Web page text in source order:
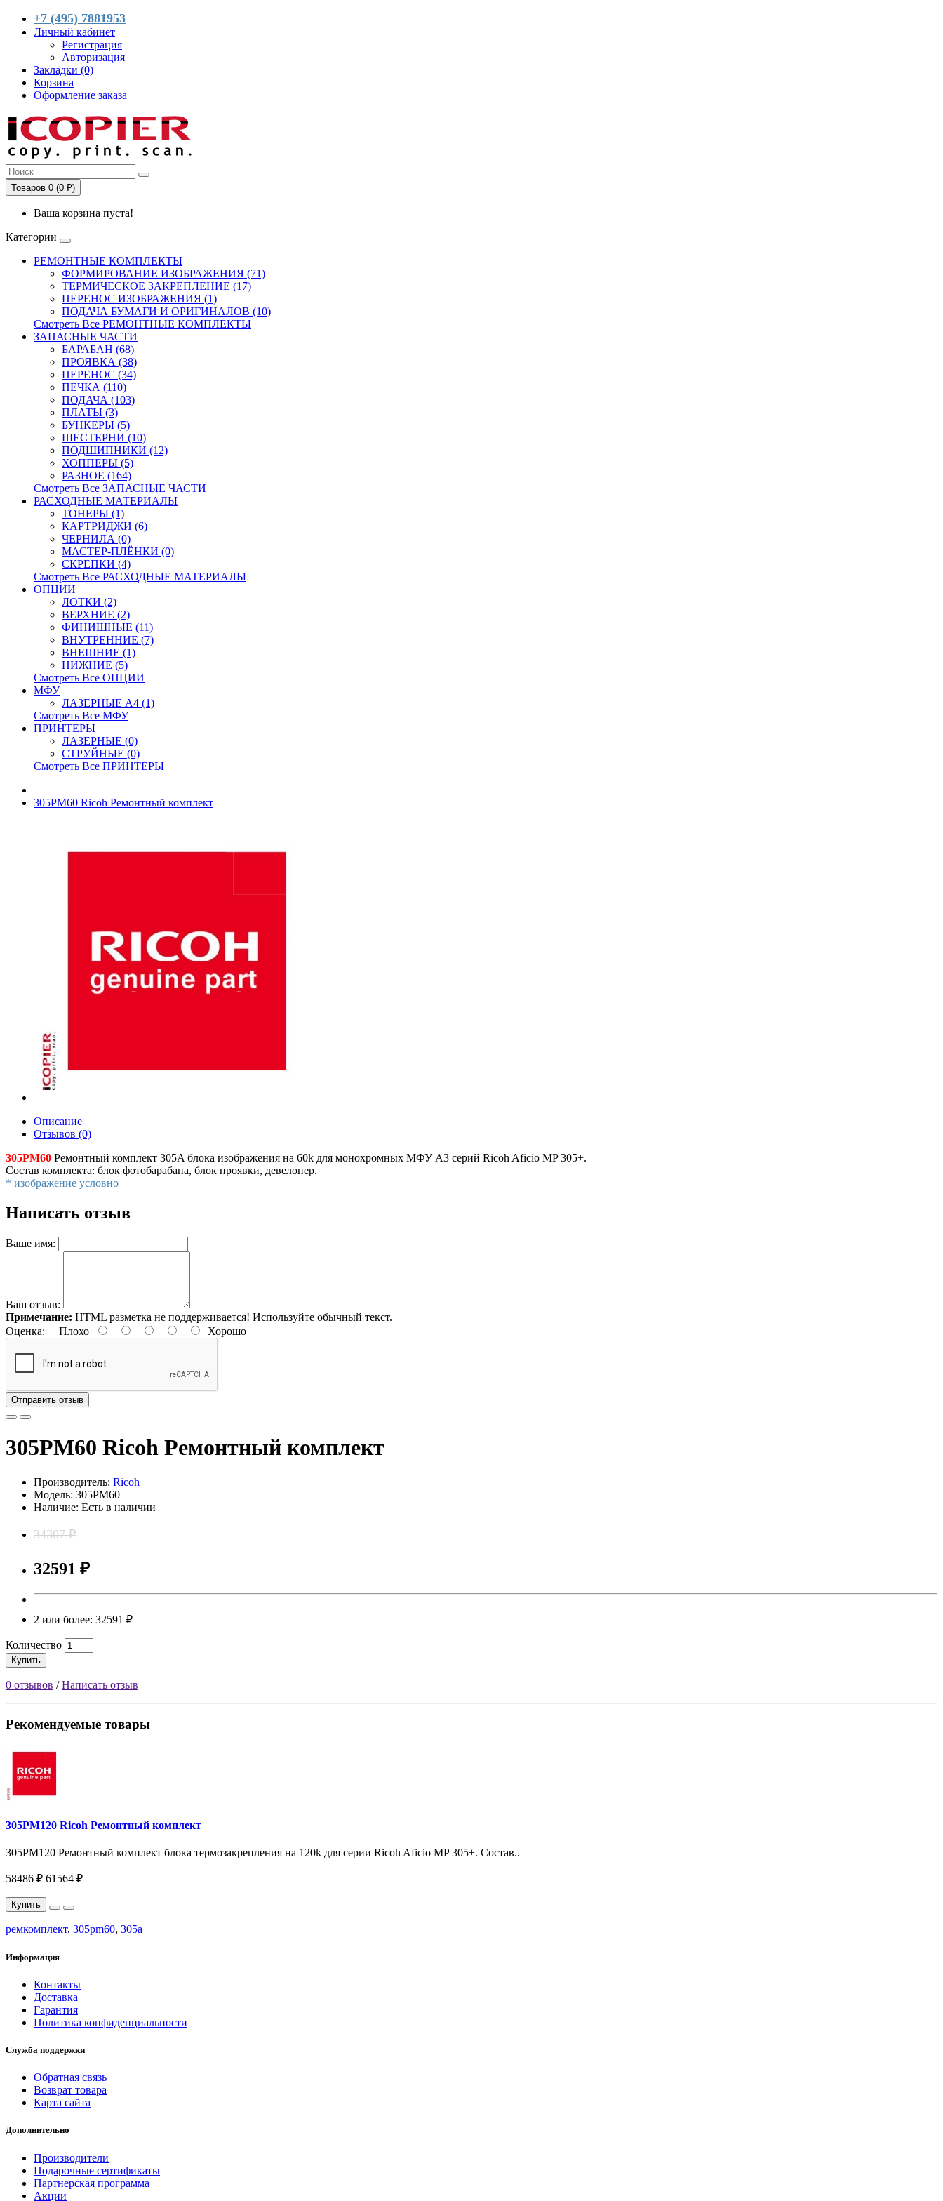
+7 (495) 7881953
Личный кабинет
Регистрация
Авторизация
Закладки (0)
Корзина
Оформление заказа
Товаров 0 (0 ₽)
Ваша корзина пуста!
Категории
РЕМОНТНЫЕ КОМПЛЕКТЫ
ФОРМИРОВАНИЕ ИЗОБРАЖЕНИЯ (71)
ТЕРМИЧЕСКОЕ ЗАКРЕПЛЕНИЕ (17)
ПЕРЕНОС ИЗОБРАЖЕНИЯ (1)
ПОДАЧА БУМАГИ И ОРИГИНАЛОВ (10)
Смотреть Все РЕМОНТНЫЕ КОМПЛЕКТЫ
ЗАПАСНЫЕ ЧАСТИ
БАРАБАН (68)
ПРОЯВКА (38)
ПЕРЕНОС (34)
ПЕЧКА (110)
ПОДАЧА (103)
ПЛАТЫ (3)
БУНКЕРЫ (5)
ШЕСТЕРНИ (10)
ПОДШИПНИКИ (12)
ХОППЕРЫ (5)
РАЗНОЕ (164)
Смотреть Все ЗАПАСНЫЕ ЧАСТИ
РАСХОДНЫЕ МАТЕРИАЛЫ
ТОНЕРЫ (1)
КАРТРИДЖИ (6)
ЧЕРНИЛА (0)
МАСТЕР-ПЛЁНКИ (0)
СКРЕПКИ (4)
Смотреть Все РАСХОДНЫЕ МАТЕРИАЛЫ
ОПЦИИ
ЛОТКИ (2)
ВЕРХНИЕ (2)
ФИНИШНЫЕ (11)
ВНУТРЕННИЕ (7)
ВНЕШНИЕ (1)
НИЖНИЕ (5)
Смотреть Все ОПЦИИ
МФУ
ЛАЗЕРНЫЕ A4 (1)
Смотреть Все МФУ
ПРИНТЕРЫ
ЛАЗЕРНЫЕ (0)
СТРУЙНЫЕ (0)
Смотреть Все ПРИНТЕРЫ
305PM60 Ricoh Ремонтный комплект
Описание
Отзывов (0)
305PM60 Ремонтный комплект 305A блока изображения на 60k для монохромных МФУ A3 серий Ricoh Aficio MP 305+.
Состав комплекта: блок фотобарабана, блок проявки, девелопер.
* изображение условно
Написать отзыв
Ваше имя:
Ваш отзыв:
Примечание: HTML разметка не поддерживается! Используйте обычный текст.
Оценка: Плохо Хорошо
Отправить отзыв
305PM60 Ricoh Ремонтный комплект
Производитель: Ricoh
Модель: 305PM60
Наличие: Есть в наличии
34307 ₽
32591 ₽
2 или более: 32591 ₽
Количество
Купить
0 отзывов /Написать отзыв
Рекомендуемые товары
305PM120 Ricoh Ремонтный комплект
305PM120 Ремонтный комплект блока термозакрепления на 120k для серии Ricoh Aficio MP 305+. Состав..
58486 ₽ 61564 ₽
Купить
ремкомплект, 305pm60, 305a
Информация
Контакты
Доставка
Гарантия
Политика конфиденциальности
Служба поддержки
Обратная связь
Возврат товара
Карта сайта
Дополнительно
Производители
Подарочные сертификаты
Партнерская программа
Акции